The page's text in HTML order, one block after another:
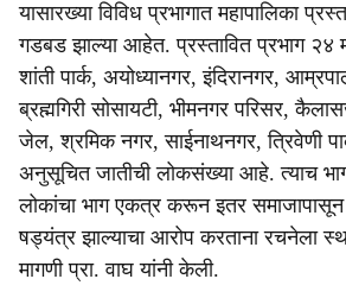
यासारख्या विविध प्रभागात महापालिका
गडबड झाल्या आहेत. प्रस्तावित प्रभाग २४
शांती पार्क, अयोध्यानगर, इंदिरानगर,
ब्रह्मगिरी सोसायटी, भीमनगर परिसर,
जेल, श्रमिक नगर, साईनाथनगर, त्रिवेणी
अनुसूचित जातीची लोकसंख्या आहे. त्याच
लोकांचा भाग एकत्र करून इतर समाजापासून
षड्यंत्र झाल्याचा आरोप करताना रचनेला
मागणी प्रा. वाघ यांनी केली.